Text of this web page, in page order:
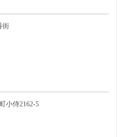
街
小侍2162-5